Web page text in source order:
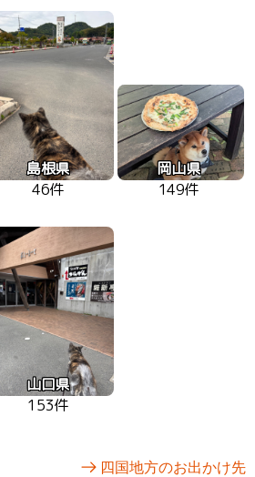
島根県
46件
岡山県
149件
山口県
153件
四国地方のお出かけ先